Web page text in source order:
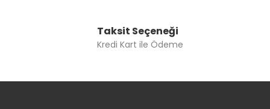
Taksit Seçeneği
Kredi Kart ile Ödeme